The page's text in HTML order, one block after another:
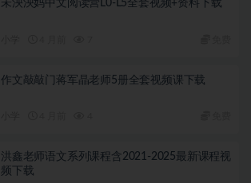
未泱泱妈中文阅读营L0-L5全套视频+资料下载
作文敲敲门蒋军晶老师5册全套视频课下载
洪鑫老师语文系列课程含2021-2025最新课程视
频下载